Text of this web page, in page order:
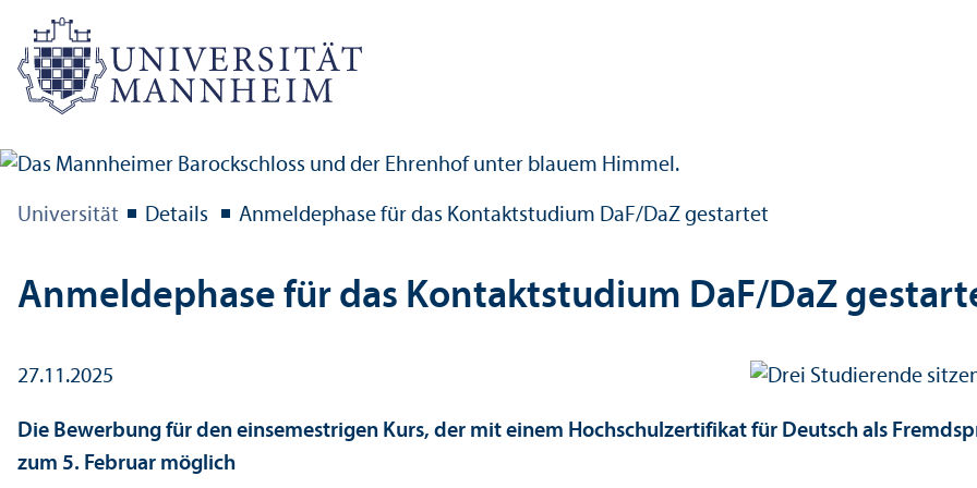
Universität Details Anmelde­phase für das Kontaktstudium DaF/DaZ gestartet
Anmelde­phase für das Kontaktstudium DaF/DaZ
27.11.2025
Die Bewerbung für den einsemestrigen Kurs, der mit einem Hochschul­zertifikat für Deutsch als
zum 5. Februar möglich